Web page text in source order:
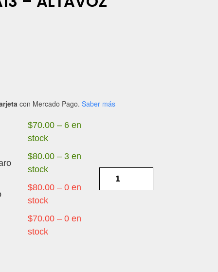
con Mercado Pago. Saber más
$70.00– 6 en
stock
$80.00– 3 en
stock
$80.00– 0 en
stock
$70.00– 0 en
stock